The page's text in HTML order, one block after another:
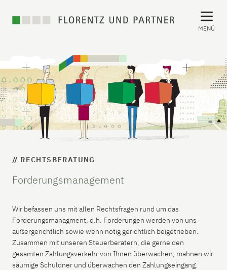
MENÜ
// RECHTSBERATUNG
Forderungsmanagement
Wir befassen uns mit allen Rechtsfragen rund um das
Forderungsmanagment, d.h. Forderungen werden von uns
außergerichtlich sowie wenn nötig gerichtlich beigetrieben.
Zusammen mit unseren Steuerberatern, die gerne den
gesamten Zahlungsverkehr von Ihnen überwachen, mahnen wir
säumige Schuldner und überwachen den Zahlungseingang.